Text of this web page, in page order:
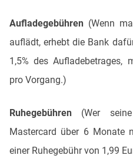
Aufladegebühren (Wenn
auflädt, erhebt die Bank
1,5% des Aufladebetrages,
pro Vorgang.)
Ruhegebühren (Wer
Mastercard über 6 Monate
einer Ruhegebühr von 1,99